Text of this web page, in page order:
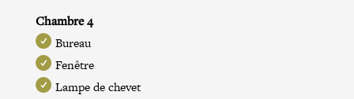
Chambre 4
Bureau
Fenêtre
Lampe de chevet